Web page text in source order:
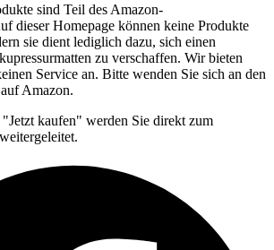
sind Teil des Amazon-
dieser Homepage können keine Produkte
sie dient lediglich dazu, sich einen
zu verschaffen. Wir bieten
Service an. Bitte wenden Sie sich an den
Amazon.
kaufen" werden Sie direkt zum